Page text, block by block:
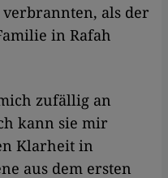
als der
in Rafah
zufällig an
kann sie mir
Klarheit in
aus dem ersten